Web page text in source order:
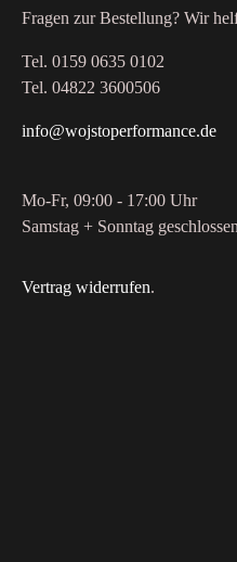
Fragen zur Bestellung? Wir
Tel. 0159 0635 0102
Tel. 04822 3600506
info@wojstoperformance.de
Mo-Fr, 09:00 - 17:00 Uhr
Samstag + Sonntag geschlossen
Vertrag widerrufen.